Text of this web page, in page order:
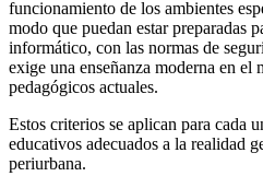
funcionamiento de los ambientes
modo que puedan estar preparadas
informático, con las normas de
exige una enseñanza moderna en el
pedagógicos actuales.
Estos criterios se aplican para cada
educativos adecuados a la realidad
periurbana.